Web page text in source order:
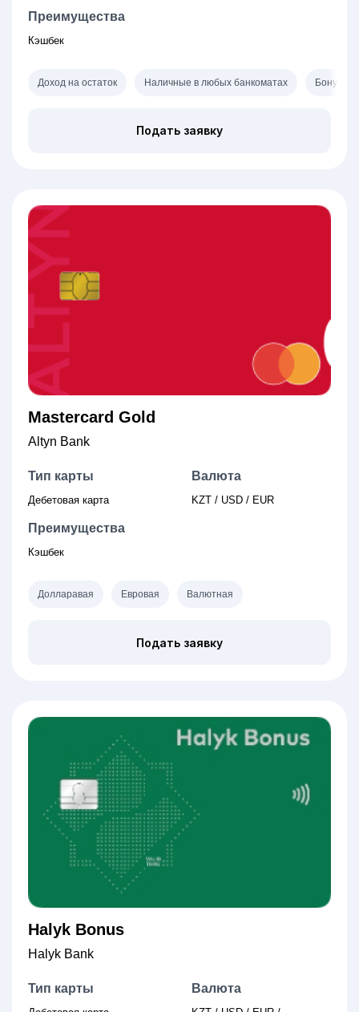
Преимущества
Кэшбек
Подать заявку
Доход на остаток Наличные в любых банкоматах Бонусы
Mastercard Gold
Altyn Bank
Тип карты
Дебетовая карта
Валюта
KZT / USD / EUR
Преимущества
Кэшбек
Подать заявку
Долларавая Евровая Валютная
Halyk Bonus
Halyk Bank
Тип карты Валюта